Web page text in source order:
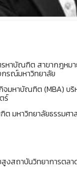
าบัณฑิต สาขากฎหมา
รณ์มหาวิทยาลัย
มหาบัณฑิต (MBA) บริ
ร์
หาวิทยาลัยธรรมศา
งสถาบันวิทยาการตลา